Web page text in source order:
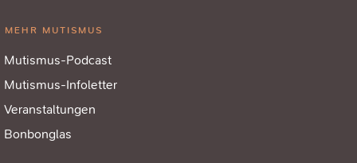
MEHR MUTISMUS
Mutismus-Podcast
Mutismus-Infoletter
Veranstaltungen
Bonbonglas